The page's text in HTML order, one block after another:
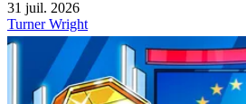
31 juil. 2026
Turner Wright